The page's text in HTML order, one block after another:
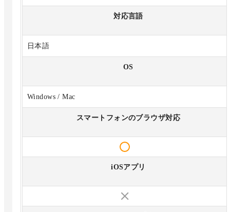
対応言語
日本語
OS
Windows / Mac
スマートフォンのブラウザ対応
iOSアプリ